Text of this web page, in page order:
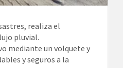
realiza el
pluvial.
mediante un volquete y
y seguros a la